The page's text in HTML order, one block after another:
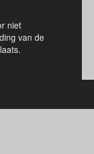
niet
van de